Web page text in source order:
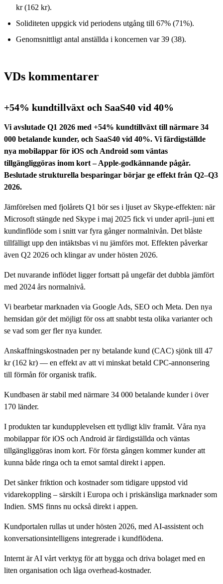
kr (162 kr).
Soliditeten uppgick vid periodens utgång till 67% (71%).
Genomsnittligt antal anställda i koncernen var 39 (38).
VDs kommentarer
+54% kundtillväxt och SaaS40 vid 40%
Vi avslutade Q1 2026 med +54% kundtillväxt till närmare 34
000 betalande kunder, och SaaS40 vid 40%. Vi färdigställde
nya mobilappar för iOS och Android som väntas
tillgängliggöras inom kort – Apple-godkännande pågår.
Beslutade strukturella besparingar börjar ge effekt från Q2–Q3
2026.
Jämförelsen med fjolårets Q1 bör ses i ljuset av Skype-effekten: när
Microsoft stängde ned Skype i maj 2025 fick vi under april–juni ett
kundinflöde som i snitt var fyra gånger normalnivån. Det blåste
tillfälligt upp den intäktsbas vi nu jämförs mot. Effekten påverkar
även Q2 2026 och klingar av under hösten 2026.
Det nuvarande inflödet ligger fortsatt på ungefär det dubbla jämfört
med 2024 års normalnivå.
Vi bearbetar marknaden via Google Ads, SEO och Meta. Den nya
hemsidan gör det möjligt för oss att snabbt testa olika varianter och
se vad som ger fler nya kunder.
Anskaffningskostnaden per ny betalande kund (CAC) sjönk till 47
kr (162 kr) — en effekt av att vi minskat betald CPC-annonsering
till förmån för organisk trafik.
Kundbasen är stabil med närmare 34 000 betalande kunder i över
170 länder.
I produkten tar kundupplevelsen ett tydligt kliv framåt. Våra nya
mobilappar för iOS och Android är färdigställda och väntas
tillgängliggöras inom kort. För första gången kommer kunder att
kunna både ringa och ta emot samtal direkt i appen.
Det sänker friktion och kostnader som tidigare uppstod vid
vidarekoppling – särskilt i Europa och i priskänsliga marknader som
Indien. SMS finns nu också direkt i appen.
Kundportalen rullas ut under hösten 2026, med AI-assistent och
konversationsintelligens integrerade i kundflödena.
Internt är AI vårt verktyg för att bygga och driva bolaget med en
liten organisation och låga overhead-kostnader.